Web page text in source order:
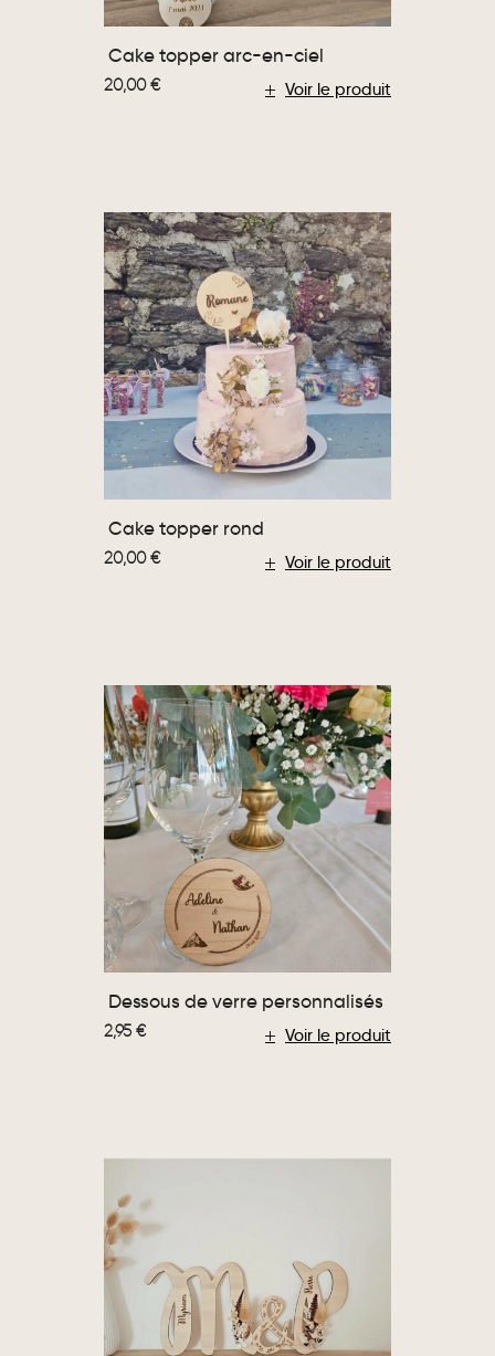
Voir le produit
Cake topper arc-en-ciel
20,00€
Voir le produit
Cake topper rond
20,00€
Voir le produit
Dessous de verre personnalisés
2,95 €